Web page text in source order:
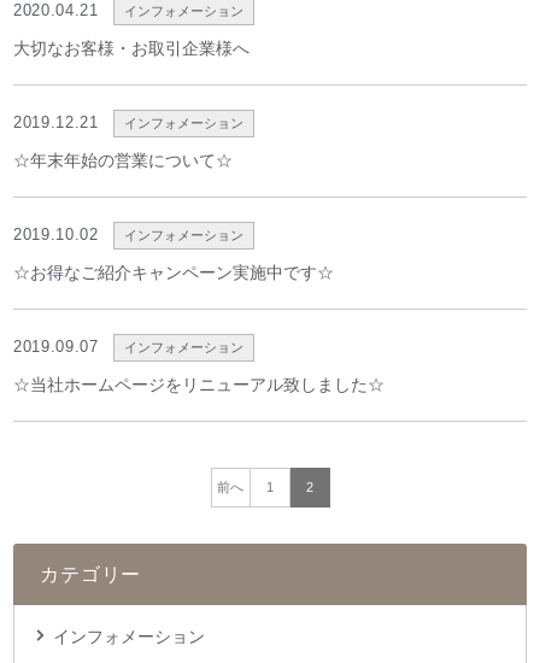
2020.04.21 インフォメーション
大切なお客様・お取引企業様へ
2019.12.21 インフォメーション
☆年末年始の営業について☆
2019.10.02 インフォメーション
☆お得なご紹介キャンペーン実施中です☆
2019.09.07 インフォメーション
☆当社ホームページをリニューアル致しました☆
前へ 1 2
カテゴリー
インフォメーション